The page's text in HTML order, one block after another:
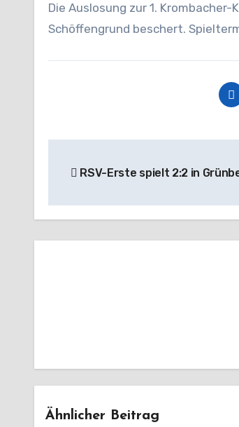
Die Auslosung zur 1. Krombacher-Kreispokal-Runde hat dem RSV ein Auswärtsspiel beim A-Ligisten FC
Schöffengrund beschert.
RSV-Erste spielt 2:2 in
Ähnlicher Beitrag